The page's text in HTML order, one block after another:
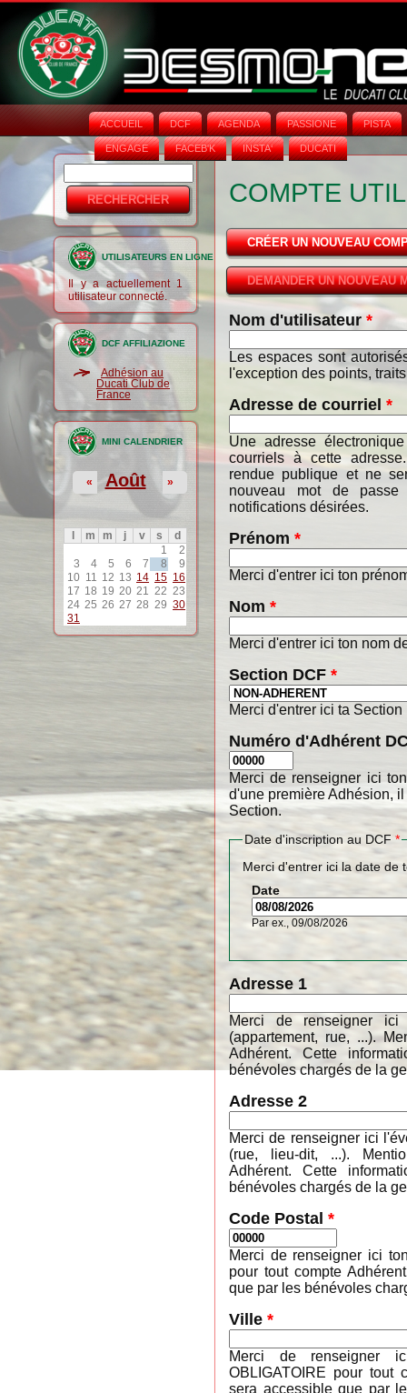
ACCUEIL DCF AGENDA PASSIONE PISTA
ENGAGE FACEB'K INSTA‘ DUCATI
Formulaire
de
recherche
UTILISATEURS EN LIGNE
Il y a actuellement 1
utilisateur connecté.
DCF AFFILIAZIONE
Adhésion au
Ducati Club de
France
MINI CALENDRIER
Août
« »
m m j v s
d
1
2
3
4 5 6 7 8
9
10 11 12 13 14 15 16
17 18 19 20 21 22 23
24 25 26 27 28 29 30
31
COMPTE
CRÉER UN NOUVEAU
DEMANDER UN NOUVEAU
Nom d'utilisateur *
Les espaces sont
l'exception des points,
Adresse de courriel *
Une adresse
courriels à cette
rendue publique et ne
nouveau mot de
notifications désirées.
Prénom *
Merci d'entrer ici ton
Nom *
Merci d'entrer ici ton nom
Section DCF *
Merci d'entrer ici ta
Numéro d'Adhérent
Merci de renseigner ici
d'une première Adhésion,
Section.
Date d'inscription au DCF *
Merci d'entrer ici la date de
Date
Par ex., 09/08/2026
Adresse 1
Merci de renseigner
(appartement, rue, ...).
Adhérent. Cette
bénévoles chargés de la
Adresse 2
Merci de renseigner ici
(rue, lieu-dit, ...).
Adhérent. Cette
bénévoles chargés de la
Code Postal *
Merci de renseigner ici
pour tout compte
que par les bénévoles
Ville *
Merci de renseigner
OBLIGATOIRE pour tout
sera accessible que par